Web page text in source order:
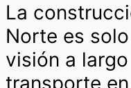
La
Norte es
visión a